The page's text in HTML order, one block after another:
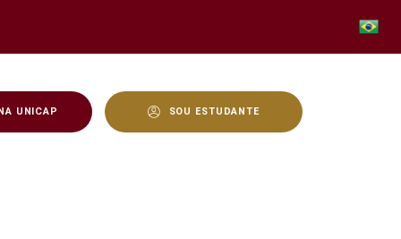
UNICAP SOU ESTUDANTE
realiza ação na